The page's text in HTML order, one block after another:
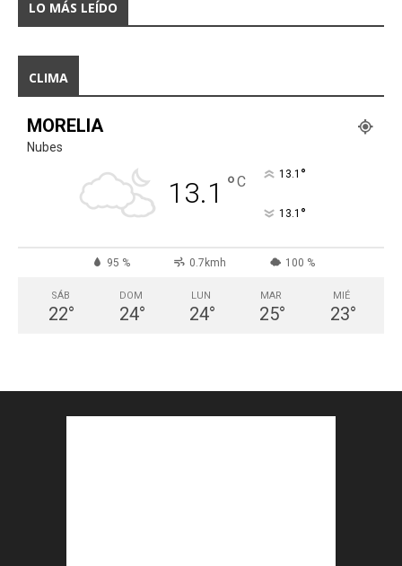
LO MÁS LEÍDO
CLIMA
MORELIA
Nubes
13.1 °C 13.1 °
13.1 °
95 % 0.7kmh 100 %
SÁB
22°
DOM
24°
LUN
24°
MAR
25°
MIÉ
23°